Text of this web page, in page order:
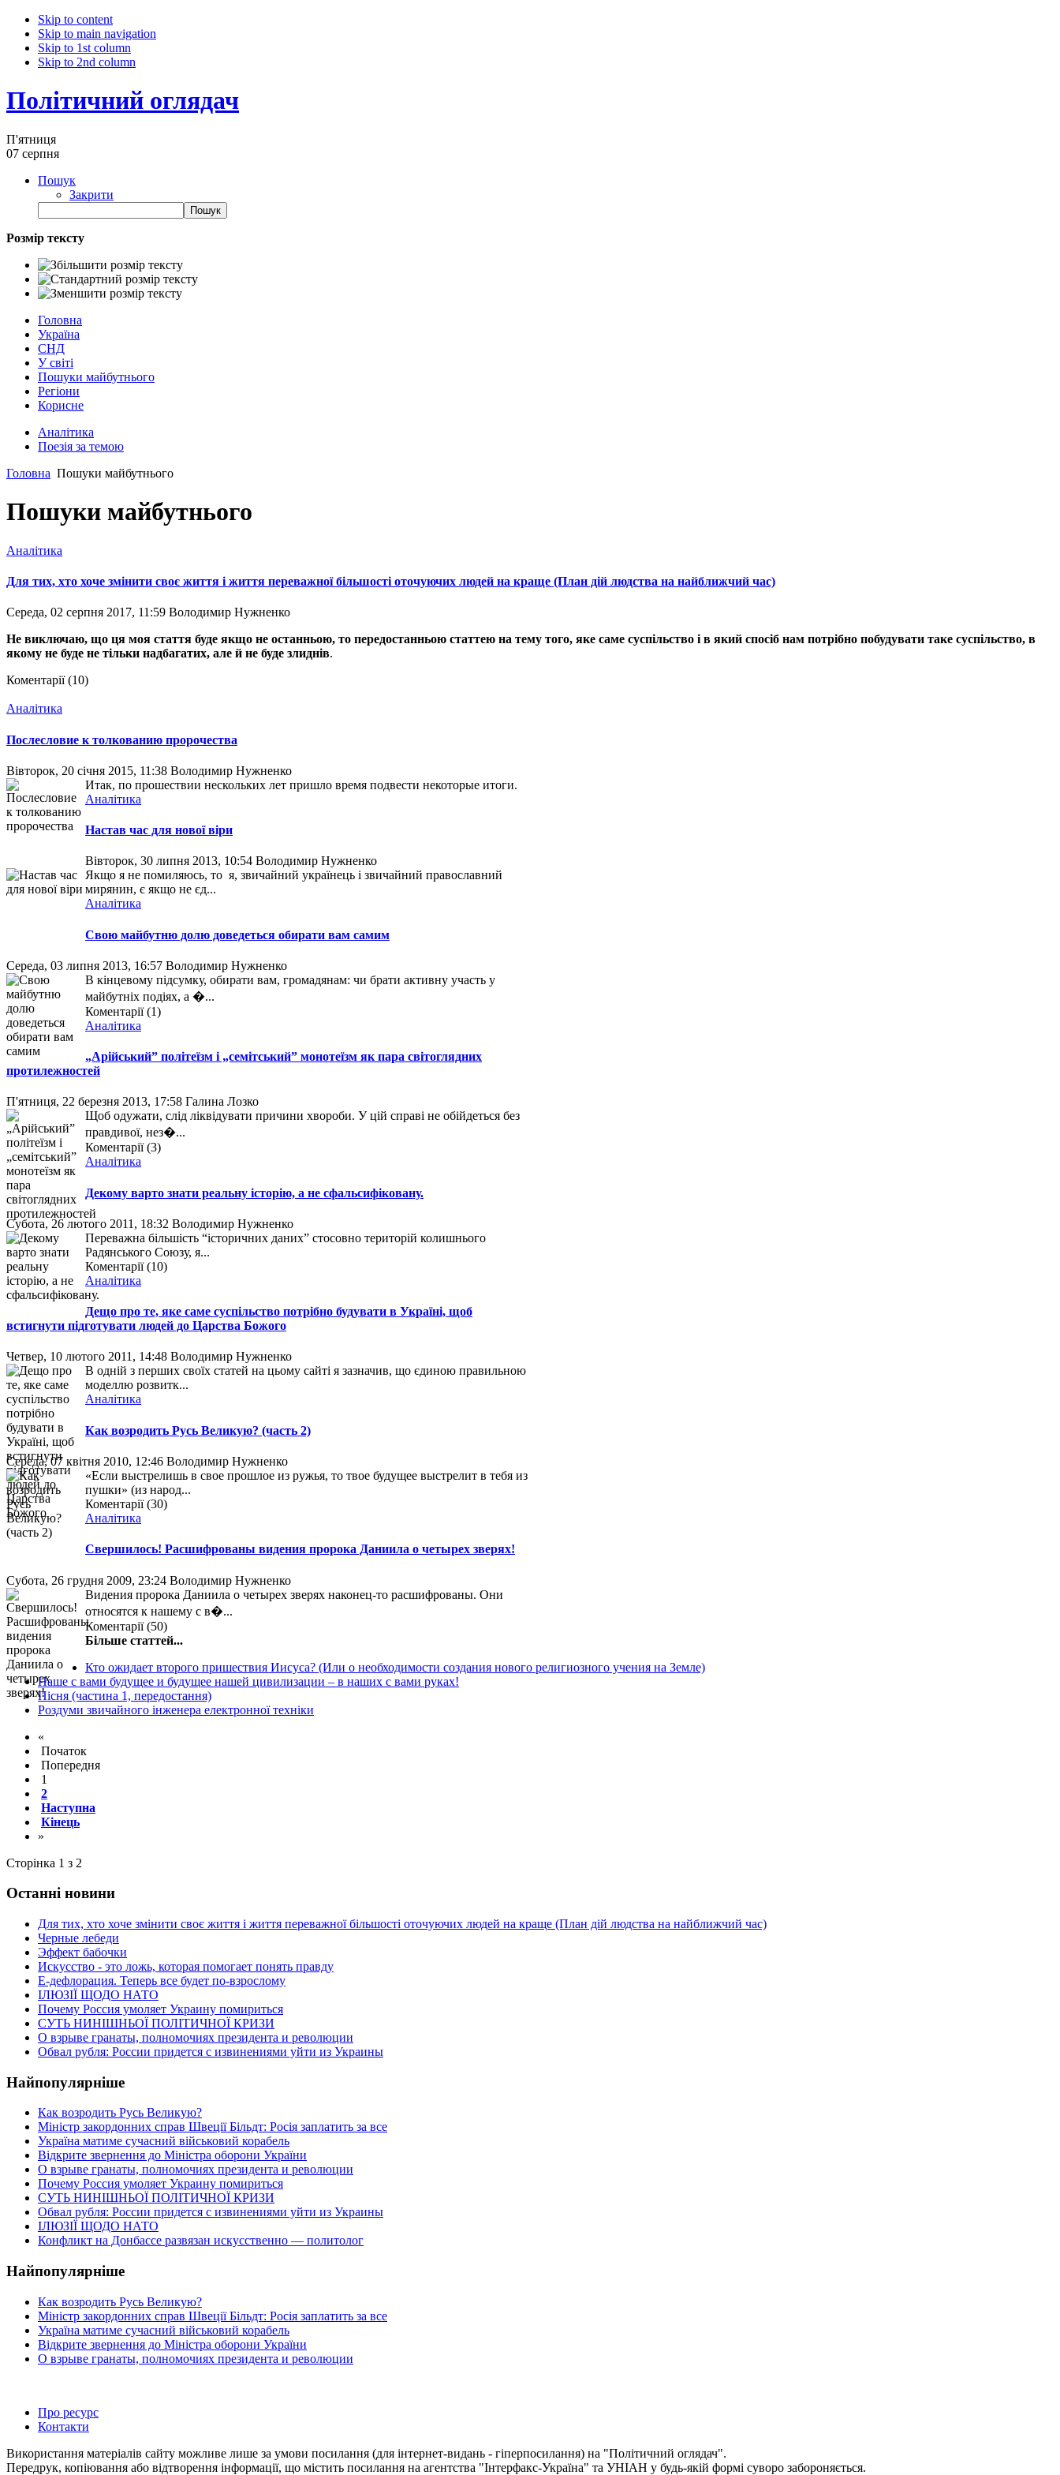
Skip to content
Skip to main navigation
Skip to 1st column
Skip to 2nd column
Політичний оглядач
П'ятниця
07 серпня
Пошук
Закрити
Розмір тексту
Головна
Україна
СНД
У світі
Пошуки майбутнього
Регіони
Корисне
Аналітика
Поезія за темою
Головна Пошуки майбутнього
Пошуки майбутнього
Аналітика
Для тих, хто хоче змінити своє життя і життя переважної більшості оточуючих людей на краще (План дій людства на найближчий час)
Середа, 02 серпня 2017, 11:59 Володимир Нужненко
Не виключаю, що ця моя стаття буде якщо не останньою, то передостанньою статтею на тему того, яке саме суспільство і в який спосіб нам потрібно побудувати таке суспільство, в
якому не буде не тільки надбагатих, але й не буде злиднів.
Коментарії (10)
Аналітика
Послесловие к толкованию пророчества
Вівторок, 20 січня 2015, 11:38 Володимир Нужненко
Итак, по прошествии нескольких лет пришло время подвести некоторые итоги.
Аналітика
Настав час для нової віри
Вівторок, 30 липня 2013, 10:54 Володимир Нужненко
Якщо я не помиляюсь, то я, звичайний українець і звичайний православний
мирянин, є якщо не єд...
Аналітика
Свою майбутню долю доведеться обирати вам самим
Середа, 03 липня 2013, 16:57 Володимир Нужненко
В кінцевому підсумку, обирати вам, громадянам: чи брати активну участь у
майбутніх подіях, а �...
Коментарії (1)
Аналітика
„Арійський” політеїзм і „семітський” монотеїзм як пара світоглядних
протилежностей
П'ятниця, 22 березня 2013, 17:58 Галина Лозко
Щоб одужати, слід ліквідувати причини хвороби. У цій справі не обійдеться без
правдивої, нез�...
Коментарії (3)
Аналітика
Декому варто знати реальну історію, а не сфальсифіковану.
Субота, 26 лютого 2011, 18:32 Володимир Нужненко
Переважна більшість “історичних даних” стосовно територій колишнього
Радянського Союзу, я...
Коментарії (10)
Аналітика
Дещо про те, яке саме суспільство потрібно будувати в Україні, щоб
встигнути підготувати людей до Царства Божого
Четвер, 10 лютого 2011, 14:48 Володимир Нужненко
В одній з перших своїх статей на цьому сайті я зазначив, що єдиною правильною
моделлю розвитк...
Аналітика
Как возродить Русь Великую? (часть 2)
Середа, 07 квітня 2010, 12:46 Володимир Нужненко
«Если выстрелишь в свое прошлое из ружья, то твое будущее выстрелит в тебя из
пушки» (из народ...
Коментарії (30)
Аналітика
Свершилось! Расшифрованы видения пророка Даниила о четырех зверях!
Субота, 26 грудня 2009, 23:24 Володимир Нужненко
Видения пророка Даниила о четырех зверях наконец-то расшифрованы. Они
относятся к нашему с в�...
Коментарії (50)
Більше статтей...
Кто ожидает второго пришествия Иисуса? (Или о необходимости создания нового религиозного учения на Земле)
Наше с вами будущее и будущее нашей цивилизации – в наших с вами руках!
Пісня (частина 1, передостання)
Роздуми звичайного інженера електронної техніки
«
Початок
Попередня
1
2
Наступна
Кінець
»
Сторінка 1 з 2
Останні новини
Для тих, хто хоче змінити своє життя і життя переважної більшості оточуючих людей на краще (План дій людства на найближчий час)
Черные лебеди
Эффект бабочки
Искусство - это ложь, которая помогает понять правду
Е-дефлорация. Теперь все будет по-взрослому
ІЛЮЗІЇ ЩОДО НАТО
Почему Россия умоляет Украину помириться
СУТЬ НИНІШНЬОЇ ПОЛІТИЧНОЇ КРИЗИ
О взрыве гранаты, полномочиях президента и революции
Обвал рубля: России придется с извинениями уйти из Украины
Найпопулярніше
Как возродить Русь Великую?
Міністр закордонних справ Швеції Більдт: Росія заплатить за все
Україна матиме сучасний військовий корабель
Відкрите звернення до Міністра оборони України
О взрыве гранаты, полномочиях президента и революции
Почему Россия умоляет Украину помириться
СУТЬ НИНІШНЬОЇ ПОЛІТИЧНОЇ КРИЗИ
Обвал рубля: России придется с извинениями уйти из Украины
ІЛЮЗІЇ ЩОДО НАТО
Конфликт на Донбассе развязан искусственно — политолог
Найпопулярніше
Как возродить Русь Великую?
Міністр закордонних справ Швеції Більдт: Росія заплатить за все
Україна матиме сучасний військовий корабель
Відкрите звернення до Міністра оборони України
О взрыве гранаты, полномочиях президента и революции
Про ресурс
Контакти
Використання матеріалів сайту можливе лише за умови посилання (для інтернет-видань - гіперпосилання) на "Політичний оглядач".
Передрук, копiювання або вiдтворення iнформацiї, що мiстить посилання на агентства "Iнтерфакс-Україна" та УНIАН у будь-якiй формi суворо забороняється.